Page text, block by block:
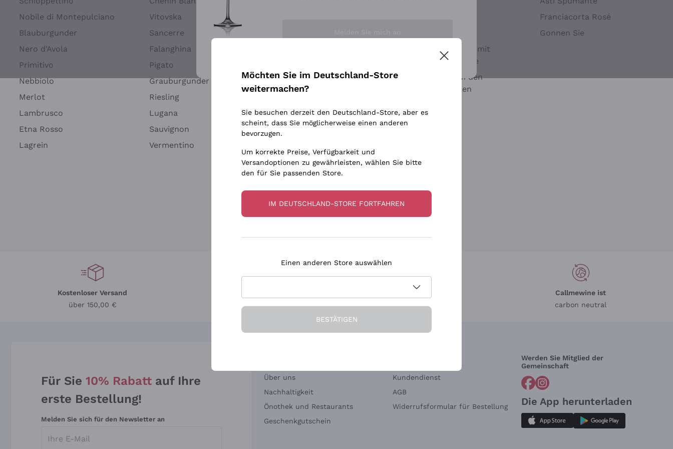
Nobile di Montepulciano
Blauburgunder
Nero d'Avola
Primitivo
Nebbiolo
Merlot
Lambrusco
Etna Rosso
Lagrein
Vitovska
Sancerre
Falanghina
Pigato
Grauburgunder
Riesling
Lugana
Sauvignon
Vermentino
Ca' dei Frati
Biondi Santi
Quintarelli Giuseppe
Rinaldi Giuseppe
Egly Ouriet
Jacquesson
Agrapart
Ohne Sulfit oder mit
minimalen Sulfite
Maischung auf den
Traubenschalen
Franciacorta Rosé
Gonnen Sie
Kostenloser Versand
über 150,00 €
in Deutschland
in 3 Raten
Callmewine ist
carbon neutral
Für Sie 10% Rabatt auf Ihre
erste Bestellung!
Melden Sie sich für den Newsletter an
Über uns
Nachhaltigkeit
Önothek und Restaurants
Geschenkgutschein
Kundendienst
AGB
Widerrufsformular für Bestellung
Werden Sie Mitglied der
Gemeinschaft
Die App herunterladen
Möchten Sie im Deutschland-Store
weitermachen?
Sie besuchen derzeit den Deutschland-Store, aber es
scheint, dass Sie möglicherweise einen anderen
bevorzugen.
Um korrekte Preise, Verfügbarkeit und
Versandoptionen zu gewährleisten, wählen Sie bitte
den für Sie passenden Store.
IM DEUTSCHLAND-STORE FORTFAHREN
Einen anderen Store auswählen
BESTÄTIGEN